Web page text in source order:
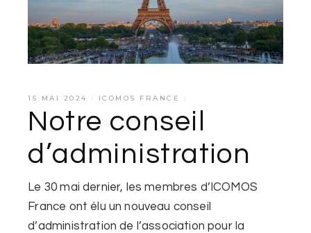
15 MAI 2024 ICOMOS FRANCE
Notre conseil
d’administration
Le 30 mai dernier, les membres d’ICOMOS
France ont élu un nouveau conseil
d’administration de l’association pour la